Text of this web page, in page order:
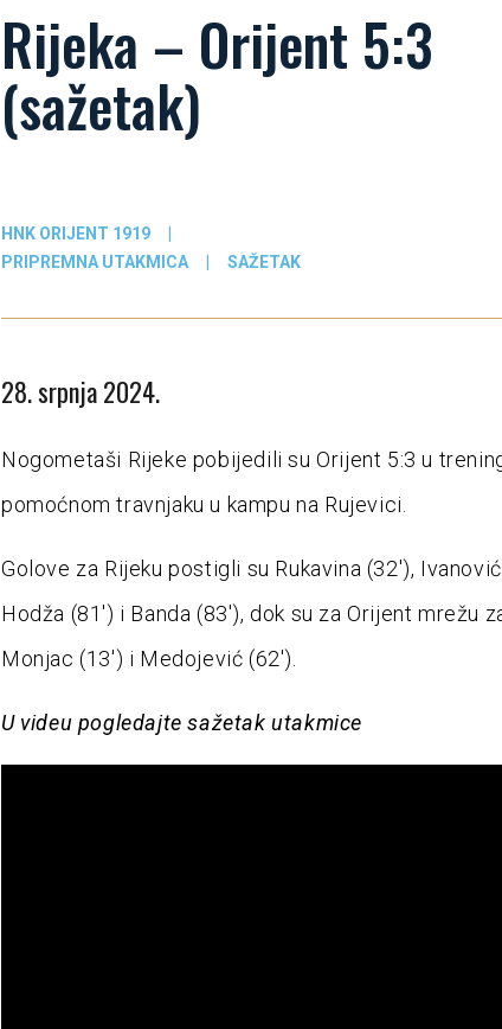
Rijeka – Orijent 5:3
(sažetak)
HNK ORIJENT 1919
PRIPREMNA UTAKMICA
SAŽETAK
28. srpnja 2024.
Nogometaši Rijeke pobijedili su Orijent 5:3 u
pomoćnom travnjaku u kampu na Rujevici.
Golove za Rijeku postigli su Rukavina (32′), Ivanović
Hodža (81′) i Banda (83′), dok su za Orijent mrežu
Monjac (13′) i Medojević (62′).
U videu pogledajte sažetak utakmice